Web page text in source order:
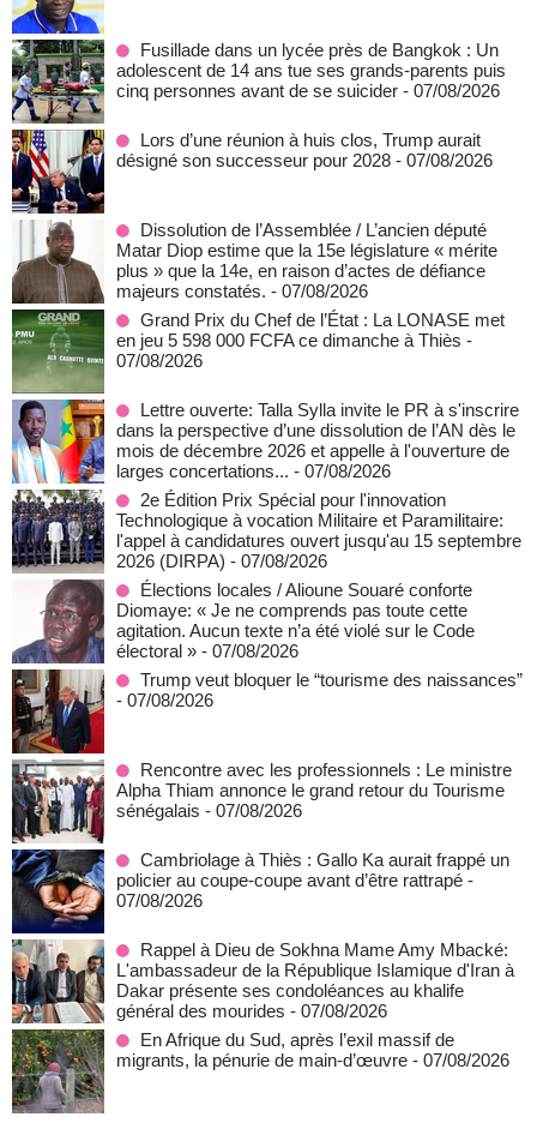
Fusillade dans un lycée près de Bangkok : Un
adolescent de 14 ans tue ses grands-parents puis
cinq personnes avant de se suicider - 07/08/2026
Lors d’une réunion à huis clos, Trump aurait
désigné son successeur pour 2028 - 07/08/2026
Dissolution de l’Assemblée / L’ancien député
Matar Diop estime que la 15e législature « mérite
plus » que la 14e, en raison d’actes de défiance
majeurs constatés. - 07/08/2026
Grand Prix du Chef de l’État : La LONASE met
en jeu 5 598 000 FCFA ce dimanche à Thiès -
07/08/2026
Lettre ouverte: Talla Sylla invite le PR à s'inscrire
dans la perspective d’une dissolution de l’AN dès le
mois de décembre 2026 et appelle à l'ouverture de
larges concertations... - 07/08/2026
2e Édition Prix Spécial pour l'innovation
Technologique à vocation Militaire et Paramilitaire:
l'appel à candidatures ouvert jusqu'au 15 septembre
2026 (DIRPA) - 07/08/2026
Élections locales / Alioune Souaré conforte
Diomaye: « Je ne comprends pas toute cette
agitation. Aucun texte n’a été violé sur le Code
électoral » - 07/08/2026
Trump veut bloquer le “tourisme des naissances”
- 07/08/2026
Rencontre avec les professionnels : Le ministre
Alpha Thiam annonce le grand retour du Tourisme
sénégalais - 07/08/2026
Cambriolage à Thiès : Gallo Ka aurait frappé un
policier au coupe-coupe avant d’être rattrapé -
07/08/2026
Rappel à Dieu de Sokhna Mame Amy Mbacké:
L'ambassadeur de la République Islamique d'Iran à
Dakar présente ses condoléances au khalife
général des mourides - 07/08/2026
En Afrique du Sud, après l’exil massif de
migrants, la pénurie de main-d’œuvre - 07/08/2026